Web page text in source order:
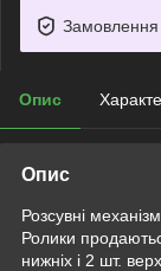
Замовлення
Опис
Опис
Розсувні
Ролики
нижніх і 2 шт.